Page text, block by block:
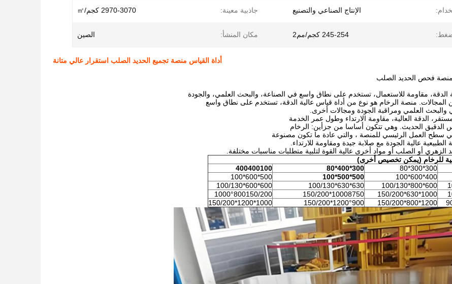
الإنتاج الصناعي والتصنيع جاذبية معينة: 2970-3070 كجم/㎡
245-254 كجم/مم2 مكان المنشأ: الصين
أداة القياس منصة تجميع الحديد الصلب استقرار عالي متانة
منصة فحص الحديد الصلب
الدقة، مقاومة للاستعمال، تستخدم على نطاق واسع في الصناعة، والبحث العلمي، والجودة
المجالات. منصة الرخام هو نوع من أداة قياس عالية الدقة، تستخدم على نطاق واسع
والبحث العلمي ومراقبة الجودة ومجالات أخرى.
الدقة العالية، مقاومة الارتداء وطول عمر الخدمة
الدقيق الحديث. وهي تتكون أساسا من جزأين: الرخام
سطح العمل الرئيسي للمنصة ، والتي عادة ما تكون مصنوعة
الطبيعية عالية الجودة مع صلابة جيدة ومقاومة للارتداء.
أو الصلب أو مواد أخرى عالية القوة لتلبية متطلبات مناسبات مختلفة.
للرخام (يمكن تخصيص أخرى)
300*300*80
300*400*80
400400100
400*600*100
500*500*100
500*600*100
600*800*100/130
630*630*100/130
600*600*100/130
1000*630*150/200
10008750*150/200
1000°800150/200
1200*800*150/200
1200°900*150/200
1000*1200*150/200